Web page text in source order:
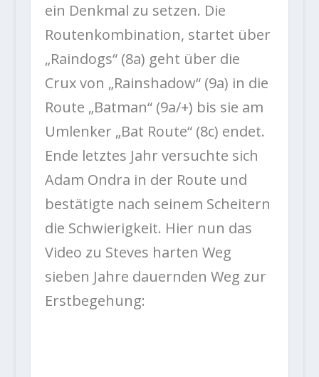
ein Denkmal zu setzen. Die
Routenkombination, startet über
„Raindogs“ (8a) geht über die
Crux von „Rainshadow“ (9a) in die
Route „Batman“ (9a/+) bis sie am
Umlenker „Bat Route“ (8c) endet.
Ende letztes Jahr versuchte sich
Adam Ondra in der Route und
bestätigte nach seinem Scheitern
die Schwierigkeit. Hier nun das
Video zu Steves harten Weg
sieben Jahre dauernden Weg zur
Erstbegehung: